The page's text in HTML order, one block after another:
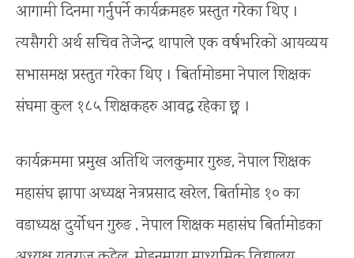
आगामी दिनमा गर्नुपर्ने कार्यक्रमहरु प्रस्तुत गरेका थिए ।
त्यसैगरी अर्थ सचिव तेजेन्द्र थापाले एक वर्षभरिको आयव्यय
सभासमक्ष प्रस्तुत गरेका थिए । बिर्तामोडमा नेपाल शिक्षक
संघमा कुल १८५ शिक्षकहरु आवद्ध रहेका छ्न ।
कार्यक्रममा प्रमुख अतिथि जलकुमार गुरुङ, नेपाल शिक्षक
महासंघ झापा अध्यक्ष नेत्रप्रसाद खरेल, बिर्तामोड १० का
वडाध्यक्ष दुर्योधन गुरुङ , नेपाल शिक्षक महासंघ बिर्तामोडका